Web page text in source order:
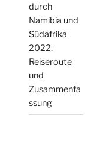
durch
Namibia und
Südafrika
2022:
Reiseroute
und
Zusammenfa
ssung